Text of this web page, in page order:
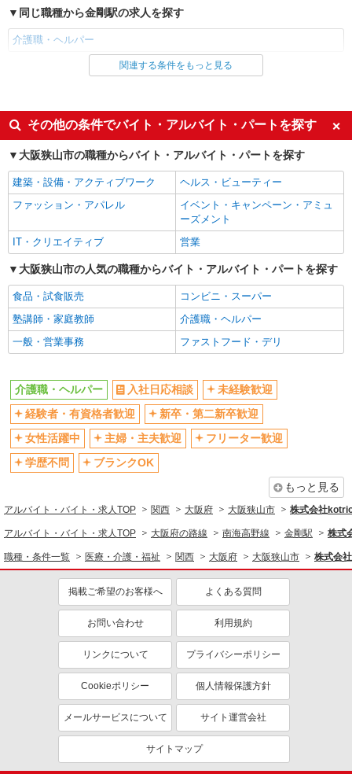
同じ職種から金剛駅の求人を探す
介護職・ヘルパー
同じ雇用形態から金剛駅の求人を探す
同じ特徴から金剛駅の求人を探す
入社日応相談
未経験歓迎
経験者・有資格者歓迎
新卒・第二新卒歓迎
女性活躍中
主婦・主夫歓迎
学歴不問
ブランクOK
ミドル（40代～）活躍中
エルダー（50代～）活躍中
シニア（60代～）活躍中
高収入・高額
ボーナス・賞与あり
昇給あり
完全週休2日制
フルタイム歓迎
禁煙・分煙
駅直結・駅チカ
車通勤OK
残業少なめ（月20h未満）
交通費支給
社会保険あり
産休・育休取得実績あり
退職金・財形貯蓄制度あり
各種手当（家族・役職・インセン
資格取得支援制度あり
同じ職種から求人を探す
医療・介護・福祉
介護職・ヘルパー
同じ特徴から求人を探す
未経験歓迎
ミドル（40代～）活躍中
ボーナス・賞与あり
車通勤OK
社会保険あり
産休・育休取得実績あり
関連する条件をもっと見る
その他の条件でバイト・アルバイト・パートを探す
大阪狭山市の職種からバイト・アルバイト・パートを探す
建築・設備・アクティブワーク
ヘルス・ビューティー
ファッション・アパレル
イベント・キャンペーン・アミュ
ーズメント
IT・クリエイティブ
営業
大阪狭山市の人気の職種からバイト・アルバイト・パートを探す
食品・試食販売
コンビニ・スーパー
塾講師・家庭教師
介護職・ヘルパー
一般・営業事務
ファストフード・デリ
介護職・ヘルパー 入社日応相談
未経験歓迎
経験者・有資格者歓迎
新卒・第二新卒歓迎
女性活躍中
主婦・主夫歓迎
フリーター歓迎
学歴不問
ブランクOK
もっと見る
アルバイト・バイト・求人TOP 関西 大阪府 大阪狭山市 株式会社
アルバイト・バイト・求人TOP 大阪府の路線 南海高野線 金剛駅 株式
職種・条件一覧 医療・介護・福祉 関西 大阪府 大阪狭山市 株式会
掲載ご希望のお客様へ よくある質問
お問い合わせ 利用規約
リンクについて プライバシーポリシー
Cookieポリシー 個人情報保護方針
メールサービスについて サイト運営会社
サイトマップ